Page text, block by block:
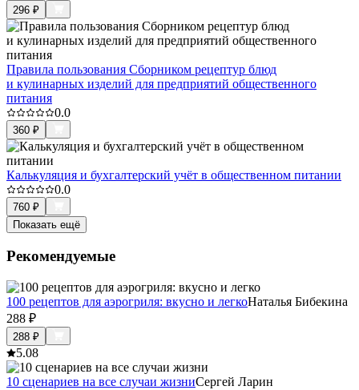
296 ₽
Правила пользования Сборником рецептур блюд
и кулинарных изделий для предприятий общественного
питания
0.0
360 ₽
Калькуляция и бухгалтерский учёт в общественном питании
0.0
760 ₽
Показать ещё
Рекомендуемые
100 рецептов для аэрогриля: вкусно и легкоНаталья Бибекина
288 ₽
288 ₽
5.08
10 сценариев на все случаи жизниСергей Ларин